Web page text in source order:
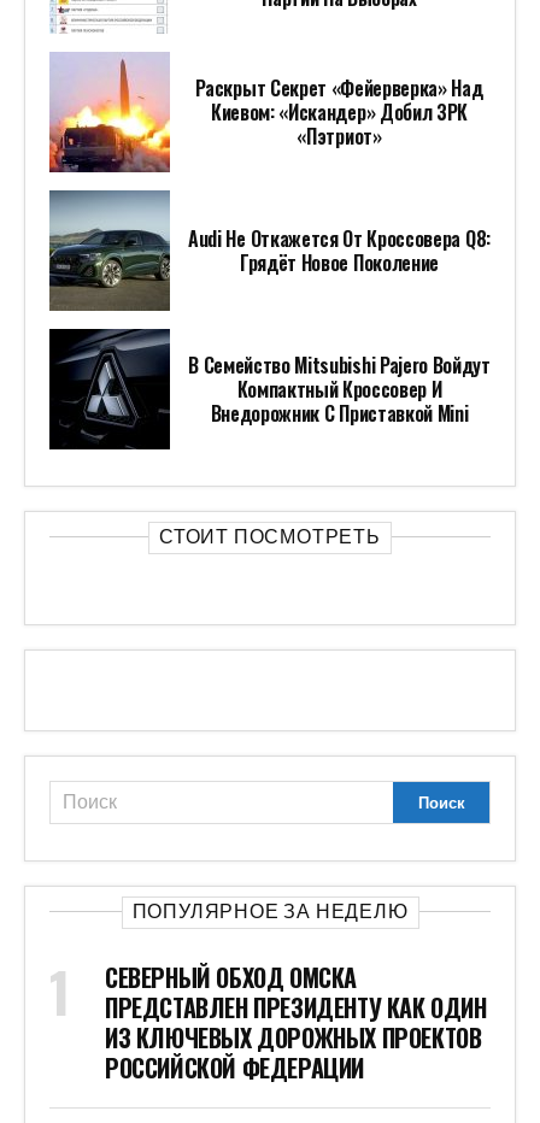
Раскрыт Секрет «фейерверка» Над
Киевом: «Искандер» Добил ЗРК
«Пэтриот»
Audi Не Откажется От Кроссовера Q8:
Грядёт Новое Поколение
В Семейство Mitsubishi Pajero Войдут
Компактный Кроссовер И
Внедорожник С Приставкой Mini
СТОИТ ПОСМОТРЕТЬ
ПОПУЛЯРНОЕ ЗА НЕДЕЛЮ
СЕВЕРНЫЙ ОБХОД ОМСКА
ПРЕДСТАВЛЕН ПРЕЗИДЕНТУ КАК ОДИН
ИЗ КЛЮЧЕВЫХ ДОРОЖНЫХ ПРОЕКТОВ
РОССИЙСКОЙ ФЕДЕРАЦИИ